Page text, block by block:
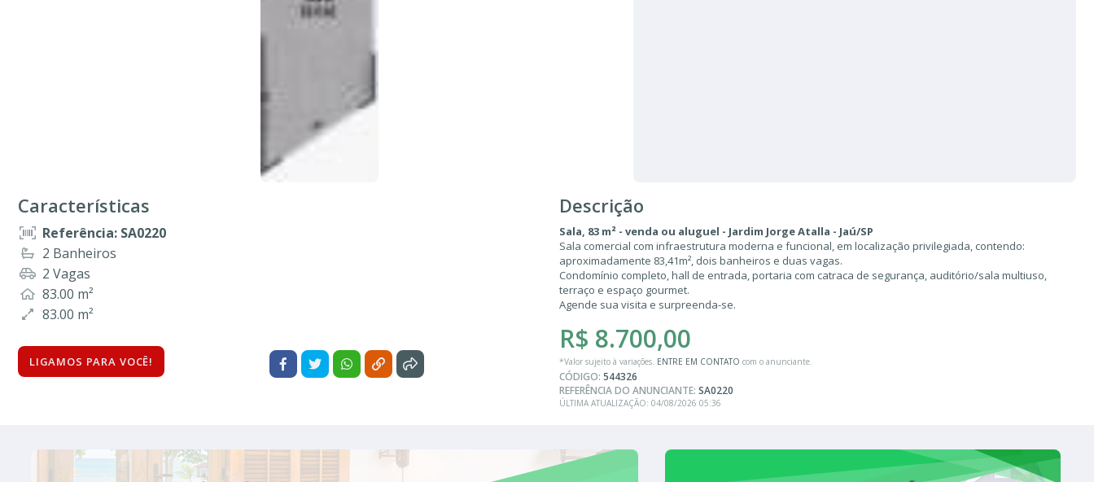
Características
Referência: SA0220
2 Banheiros
2 Vagas
83.00 m²
83.00 m²
LIGAMOS PARA VOCÊ!
Descrição
Sala, 83 m² - venda ou aluguel - Jardim Jorge Atalla - Jaú/SP
Sala comercial com infraestrutura moderna e funcional, em localização privilegiada, contendo:
aproximadamente 83,41m², dois banheiros e duas vagas.
Condomínio completo, hall de entrada, portaria com catraca de segurança, auditório/sala multiuso,
terraço e espaço gourmet.
Agende sua visita e surpreenda-se.
R$ 8.700,00
*Valor sujeito à variações. ENTRE EM CONTATO com o anunciante.
CÓDIGO: 544326
REFERÊNCIA DO ANUNCIANTE: SA0220
ÚLTIMA ATUALIZAÇÃO: 04/08/2026 05:36